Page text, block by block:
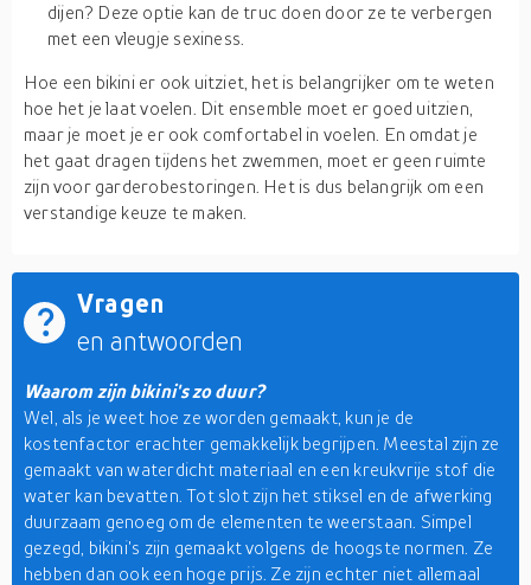
dijen? Deze optie kan de truc doen door ze te verbergen
met een vleugje sexiness.
Hoe een bikini er ook uitziet, het is belangrijker om te weten
hoe het je laat voelen. Dit ensemble moet er goed uitzien,
maar je moet je er ook comfortabel in voelen. En omdat je
het gaat dragen tijdens het zwemmen, moet er geen ruimte
zijn voor garderobestoringen. Het is dus belangrijk om een
verstandige keuze te maken.
Vragen
en antwoorden
Waarom zijn bikini's zo duur?
Wel, als je weet hoe ze worden gemaakt, kun je de
kostenfactor erachter gemakkelijk begrijpen. Meestal zijn ze
gemaakt van waterdicht materiaal en een kreukvrije stof die
water kan bevatten. Tot slot zijn het stiksel en de afwerking
duurzaam genoeg om de elementen te weerstaan. Simpel
gezegd, bikini's zijn gemaakt volgens de hoogste normen. Ze
hebben dan ook een hoge prijs. Ze zijn echter niet allemaal